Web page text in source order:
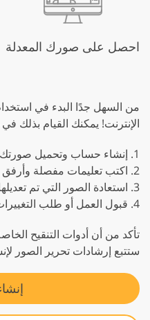
احصل على صورك المعدلة
من السهل جدًا البدء في
الإنترنت! يمكنك القيام بذلك في 4 خطوات بسيطة فقط:
1. إنشاء حساب وتحميل صورتك / صورك.
2. اكتب تعليمات مفصلة وأرفق عينة من الصور.
3. استعادة الصور التي تم تعديلها.
4. قبول العمل أو طلب التغييرات (إذا لزم الأمر).
تأكد من أن أدوات التنقيح
ستتبع إرشادات تحرير الصور